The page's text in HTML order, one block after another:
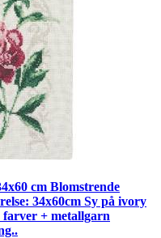
cm Blomstrende
34x60cm Sy på ivory
+ metallgarn